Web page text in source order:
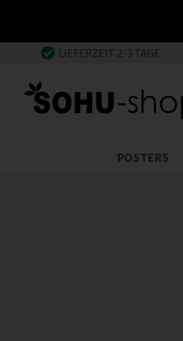
LIEFERZEIT 2-3 TAGE
POSTERS